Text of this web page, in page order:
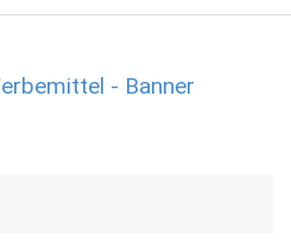
- Banner